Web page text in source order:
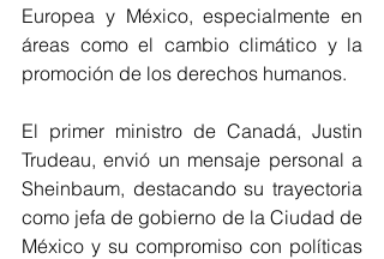
Europea y México, especialmente en
áreas como el cambio climático y la
promoción de los derechos humanos.
El primer ministro de Canadá, Justin
Trudeau, envió un mensaje personal a
Sheinbaum, destacando su trayectoria
como jefa de gobierno de la Ciudad de
México y su compromiso con políticas